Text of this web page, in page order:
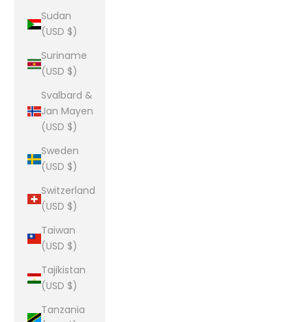
Sudan
(USD $)
Suriname
(USD $)
Svalbard &
Jan Mayen
(USD $)
Sweden
(USD $)
Switzerland
(USD $)
Taiwan
(USD $)
Tajikistan
(USD $)
Tanzania